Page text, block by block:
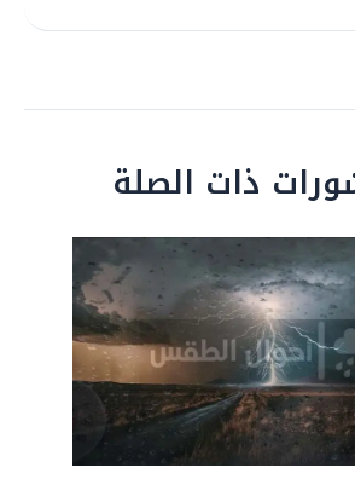
ذات الصلة